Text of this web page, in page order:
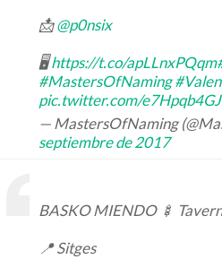
📩@p0nsix
🖥https://t.co/apLLnxPQqm
#MastersOfNaming
pic.twitter.com/
— MastersOfNaming
septiembre de 2017
BASKO MIENDO 🍢
📍 Sitges